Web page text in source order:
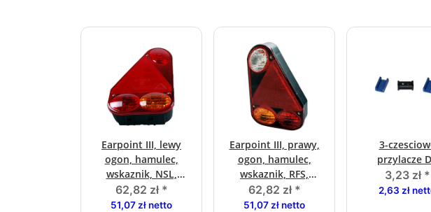
Earpoint III, lewy
ogon, hamulec,
wskaznik, NSL,
polaczenie
bagnetowe
62,82 zł *
51,07 zł netto
Earpoint III, prawy,
ogon, hamulec,
wskaznik, RFS,
polaczenie
bagnetowe.
62,82 zł *
51,07 zł netto
3-
przylacze
3,23 zł *
2,63 zł